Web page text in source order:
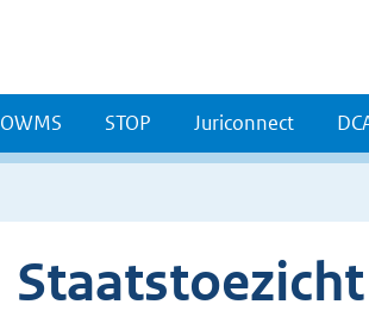
OWMS STOP Juriconnect